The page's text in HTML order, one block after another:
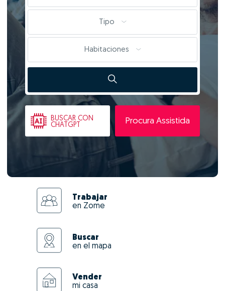
Tipo
Habitaciones
BUSCAR CON
CHATGPT
Procura Assistida
Trabajar
en Zome
Buscar
en el mapa
Vender
mi casa